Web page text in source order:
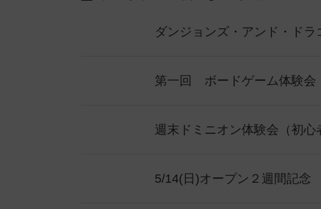
第一回 ボードゲーム体験
週末ドミニオン体験会（初心